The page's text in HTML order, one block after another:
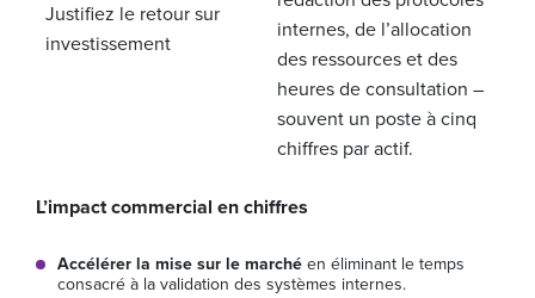
Justifiez le retour sur
investissement
internes, de l’allocation
des ressources et des
heures de consultation –
souvent un poste à cinq
chiffres par actif.
L’impact commercial en chiffres
Accélérer la mise sur le marché en éliminant le temps
consacré à la validation des systèmes internes.